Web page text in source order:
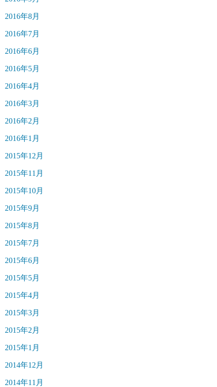
2016年8月
2016年7月
2016年6月
2016年5月
2016年4月
2016年3月
2016年2月
2016年1月
2015年12月
2015年11月
2015年10月
2015年9月
2015年8月
2015年7月
2015年6月
2015年5月
2015年4月
2015年3月
2015年2月
2015年1月
2014年12月
2014年11月